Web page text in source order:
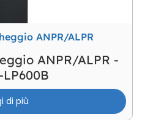
ANPR/ALPR
ANPR/ALPR -
di più